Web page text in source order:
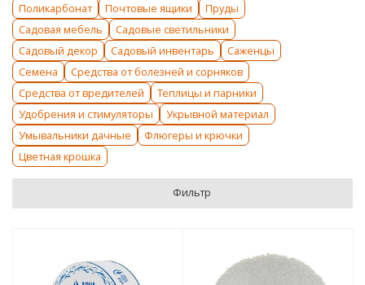
Поликарбонат
Почтовые ящики
Пруды
Садовая мебель
Садовые светильники
Садовый декор
Садовый инвентарь
Саженцы
Семена
Средства от болезней и сорняков
Средства от вредителей
Теплицы и парники
Удобрения и стимуляторы
Укрывной материал
Умывальники дачные
Флюгеры и крючки
Цветная крошка
Фильтр